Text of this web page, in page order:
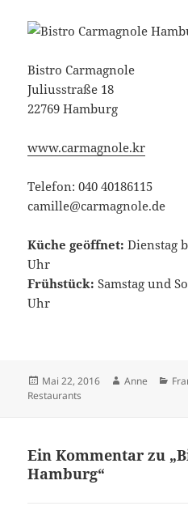
Bistro Carmagnole
Juliusstraße 18
22769 Hamburg
www.carmagnole.kr
Telefon: 040 40186115
camille@carmagnole.de
Küche geöffnet:Dienstag
Uhr
Frühstück:Samstag und
Uhr
Veröffentlicht
am
Mai 22, 2016 Autor
Anne
Restaurants
Ein Kommentar zu
Hamburg“